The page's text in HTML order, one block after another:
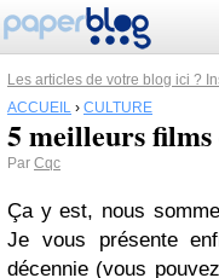
Les articles de votre blog ici ?
ACCUEIL › CULTURE
5 meilleurs films
Par Cqc
Ça y est, nous
Je vous présente
décennie (vous